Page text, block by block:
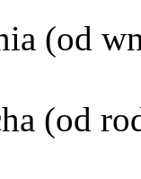
(od
(od